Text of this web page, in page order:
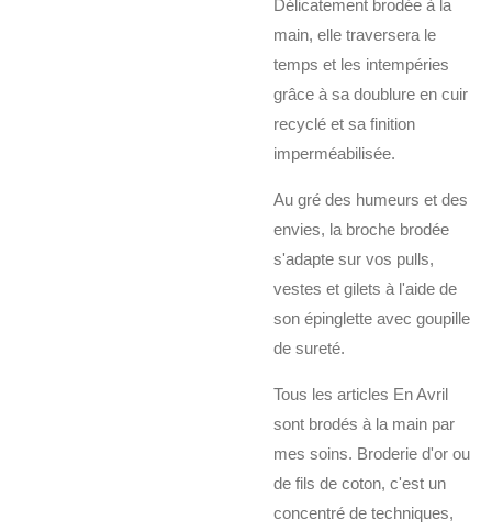
Délicatement brodée à la
main, elle traversera le
temps et les intempéries
grâce à sa doublure en cuir
recyclé et sa finition
imperméabilisée.
Au gré des humeurs et des
envies, la broche brodée
s'adapte sur vos pulls,
vestes et gilets à l'aide de
son épinglette avec goupille
de sureté.
Tous les articles En Avril
sont brodés à la main par
mes soins. Broderie d'or ou
de fils de coton, c'est un
concentré de techniques,